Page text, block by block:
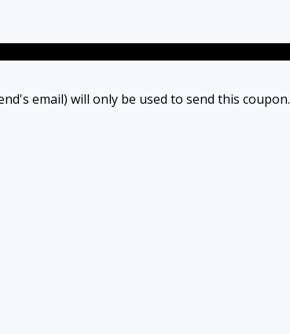
email) will only be used to send this coupon.